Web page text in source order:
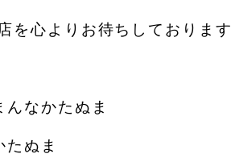
を心よりお待ちしております︎
なかたぬま
たぬま